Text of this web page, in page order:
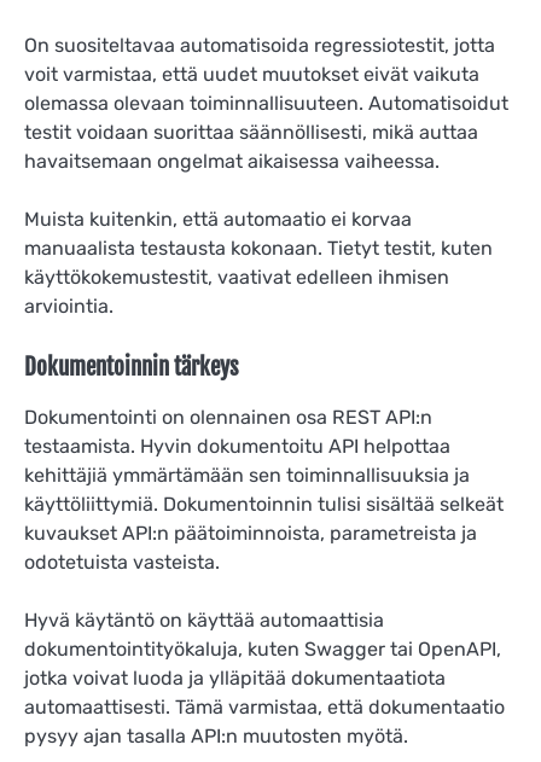
On suositeltavaa automatisoida regressiotestit, jotta
voit varmistaa, että uudet muutokset eivät vaikuta
olemassa olevaan toiminnallisuuteen. Automatisoidut
testit voidaan suorittaa säännöllisesti, mikä auttaa
havaitsemaan ongelmat aikaisessa vaiheessa.
Muista kuitenkin, että automaatio ei korvaa
manuaalista testausta kokonaan. Tietyt testit, kuten
käyttökokemustestit, vaativat edelleen ihmisen
arviointia.
Dokumentoinnin tärkeys
Dokumentointi on olennainen osa REST API:n
testaamista. Hyvin dokumentoitu API helpottaa
kehittäjiä ymmärtämään sen toiminnallisuuksia ja
käyttöliittymiä. Dokumentoinnin tulisi sisältää selkeät
kuvaukset API:n päätoiminnoista, parametreista ja
odotetuista vasteista.
Hyvä käytäntö on käyttää automaattisia
dokumentointityökaluja, kuten Swagger tai OpenAPI,
jotka voivat luoda ja ylläpitää dokumentaatiota
automaattisesti. Tämä varmistaa, että dokumentaatio
pysyy ajan tasalla API:n muutosten myötä.